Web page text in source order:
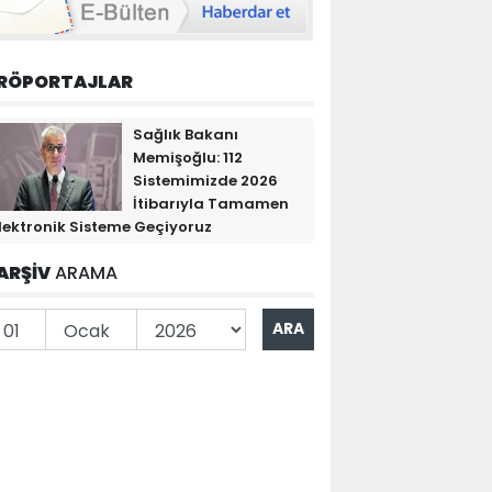
Sağlık Bakanı
Memişoğlu: 112
Sistemimizde 2026
İtibarıyla Tamamen
Sisteme Geçiyoruz
ARAMA